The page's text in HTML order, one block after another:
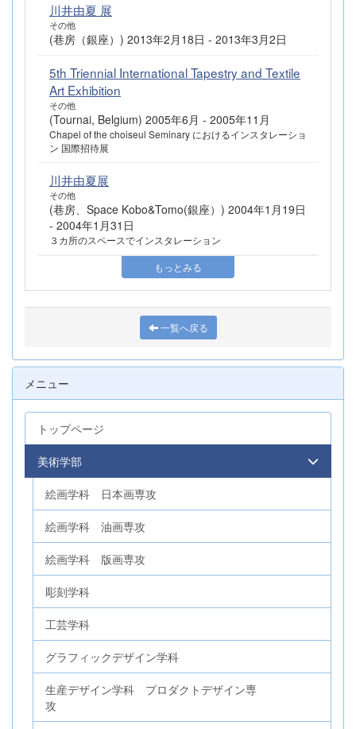
川井由夏 展
その他
(巷房（銀座）) 2013年2月18日 - 2013年3月2日
5th Triennial International Tapestry and Textile
Art Exhibition
その他
(Tournai, Belgium) 2005年6月 - 2005年11月
Chapel of the choiseul Seminary におけるインスタレーショ
ン 国際招待展
川井由夏展
その他
(巷房、Space Kobo&Tomo(銀座）) 2004年1月19日
- 2004年1月31日
３カ所のスペースでインスタレーション
もっとみる
一覧へ戻る
メニュー
トップページ
美術学部
絵画学科 日本画専攻
絵画学科 油画専攻
絵画学科 版画専攻
彫刻学科
工芸学科
グラフィックデザイン学科
生産デザイン学科 プロダクトデザイン専
攻